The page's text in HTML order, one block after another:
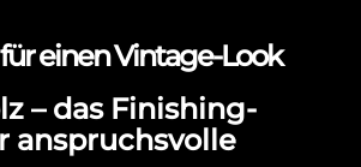
einen Vintage-Look
– das Finishing-
anspruchsvolle